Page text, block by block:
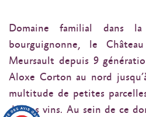
Domaine familial dans
bourguignonne, le
Meursault depuis 9
Aloxe Corton au nord
multitude de petites
de nos vins. Au sein de ce